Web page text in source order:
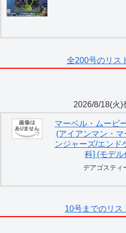
全200号のリス
2026/8/18(火)
マーベル・ムービ
(アイアンマン・
ンジャーズ/エンド
科] (モデル
デアゴスティ
10号までのリス